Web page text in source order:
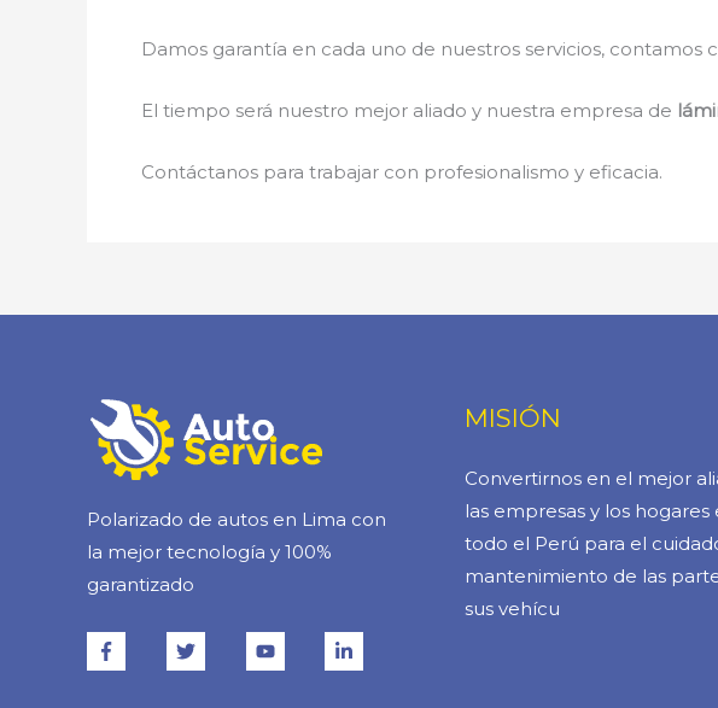
Damos garantía en cada uno de nuestros servicios, contamos
El tiempo será nuestro mejor aliado y nuestra empresa de
Contáctanos para trabajar con profesionalismo y eficacia.
Polarizado de autos en Lima con
la mejor tecnología y 100%
garantizado
MISIÓN
Convertirnos en el mejor
las empresas y los hogares
todo el Perú para el
mantenimiento de las
sus vehícu